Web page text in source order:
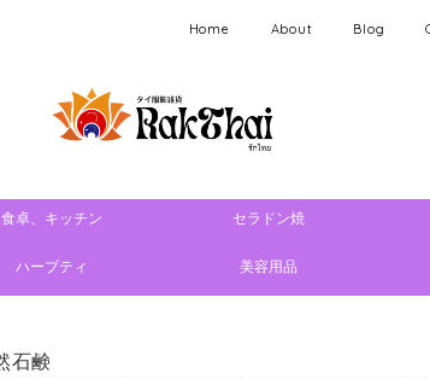
Home About Blog
食卓、キッチン セラドン焼
ハーブティ 美容用品
石鹸